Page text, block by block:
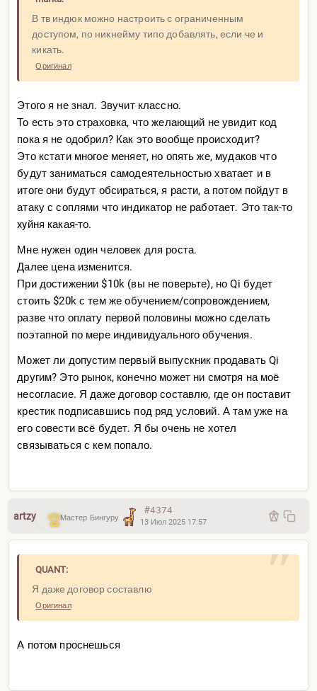
В тв индюк можно настроить с ограниченным
доступом, по никнейму типо добавлять, если че и
кикать.
Оригинал
Этого я не знал. Звучит классно.
То есть это страховка, что желающий не увидит код
пока я не одобрил? Как это вообще происходит?
Это кстати многое меняет, но опять же, мудаков что
будут заниматься самодеятельностью хватает и в
итоге они будут обсираться, я расти, а потом пойдут в
атаку с соплями что индикатор не работает. Это так-то
xyйня какая-то.
Мне нужен один человек для роста.
Далее цена изменится.
При достижении $10k (вы не поверьте), но Qi будет
стоить $20k с тем же обучением/сопровождением,
разве что оплату первой половины можно сделать
поэтапной по мере индивидуального обучения.
Может ли допустим первый выпускник продавать Qi
другим? Это рынок, конечно может ни смотря на моё
несогласие. Я даже договор составлю, где он поставит
крестик подписавшись под ряд условий. А там уже на
его совести всё будет. Я бы очень не хотел
связываться с кем попало.
artzy Мастер Бингуру
#4374
13 Июл 2025 17:57
QUANT:
Я даже договор составлю
Оригинал
А потом проснешься